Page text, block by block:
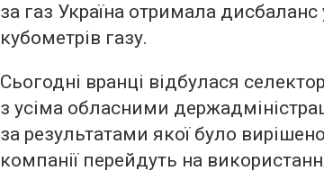
за газ Україна отримала
кубометрів газу.
Сьогодні вранці відбулася
з усіма обласними
за результатами якої було
компанії перейдуть на